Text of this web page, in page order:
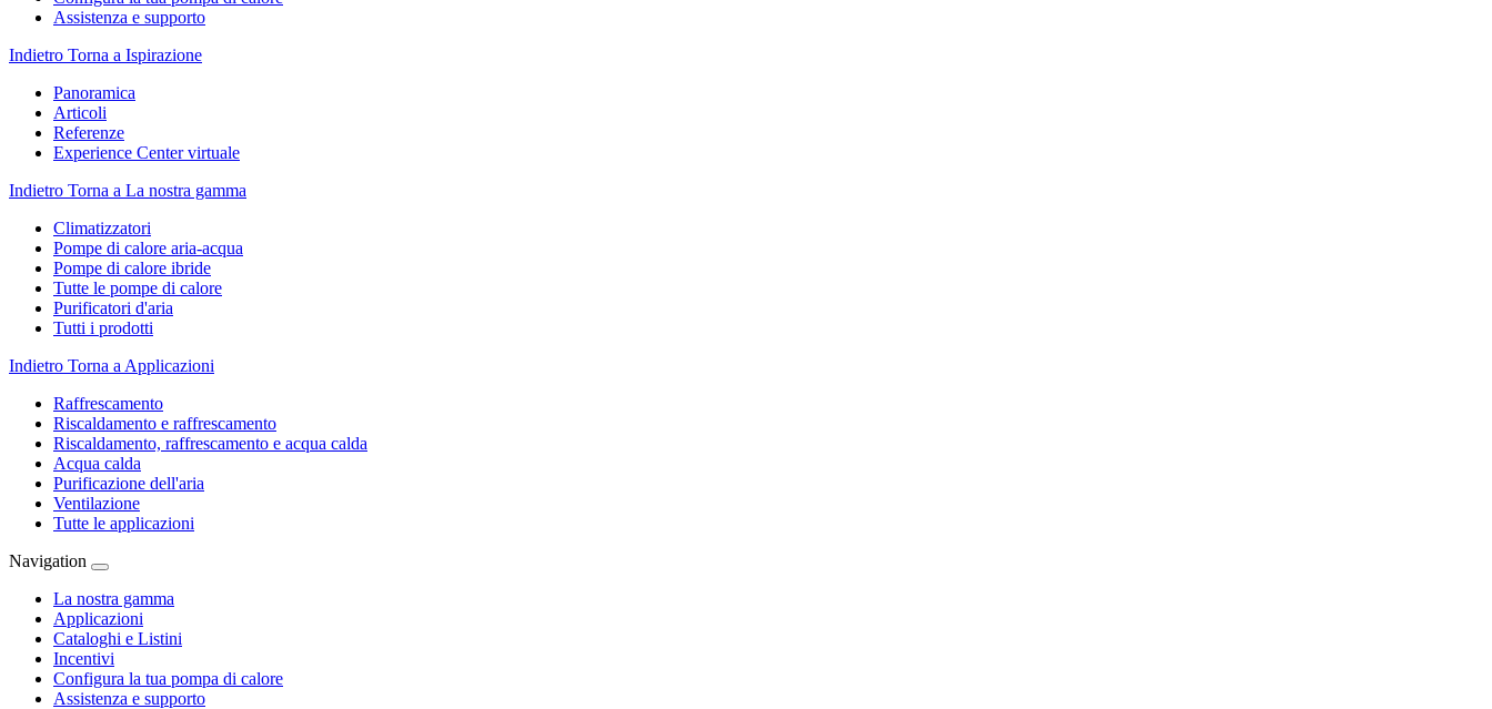
Assistenza e supporto
Indietro Torna a Ispirazione
Panoramica
Articoli
Referenze
Experience Center virtuale
Indietro Torna a La nostra gamma
Climatizzatori
Pompe di calore aria-acqua
Pompe di calore ibride
Tutte le pompe di calore
Purificatori d'aria
Tutti i prodotti
Indietro Torna a Applicazioni
Raffrescamento
Riscaldamento e raffrescamento
Riscaldamento, raffrescamento e acqua calda
Acqua calda
Purificazione dell'aria
Ventilazione
Tutte le applicazioni
Navigation
La nostra gamma
Applicazioni
Cataloghi e Listini
Incentivi
Configura la tua pompa di calore
Assistenza e supporto